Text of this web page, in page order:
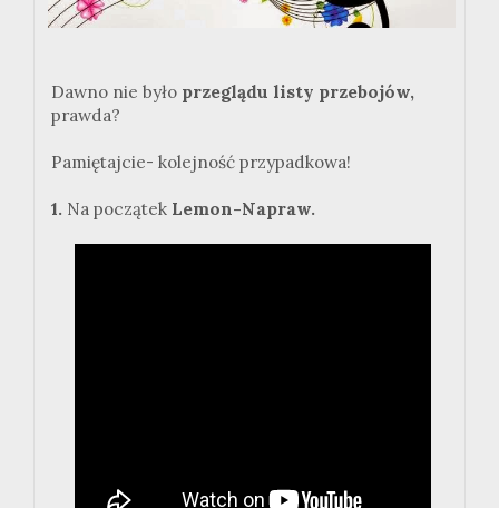
Dawno nie było przeglądu listy przebojów,
prawda?
Pamiętajcie- kolejność przypadkowa!
1. Na początek Lemon-Napraw.